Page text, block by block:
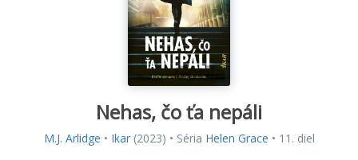
Nehas, čo ťa nepáli
M.J. Arlidge • Ikar(2023) • Séria Helen Grace • 11. diel